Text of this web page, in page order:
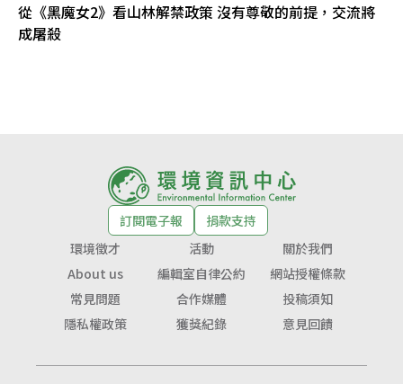
從《黑魔女2》看山林解禁政策 沒有尊敬的前提，交流將
成屠殺
訂閱電子報
捐款支持
環境徵才
活動
關於我們
About us
編輯室自律公約
網站授權條款
常見問題
合作媒體
投稿須知
隱私權政策
獲獎紀錄 意見回饋